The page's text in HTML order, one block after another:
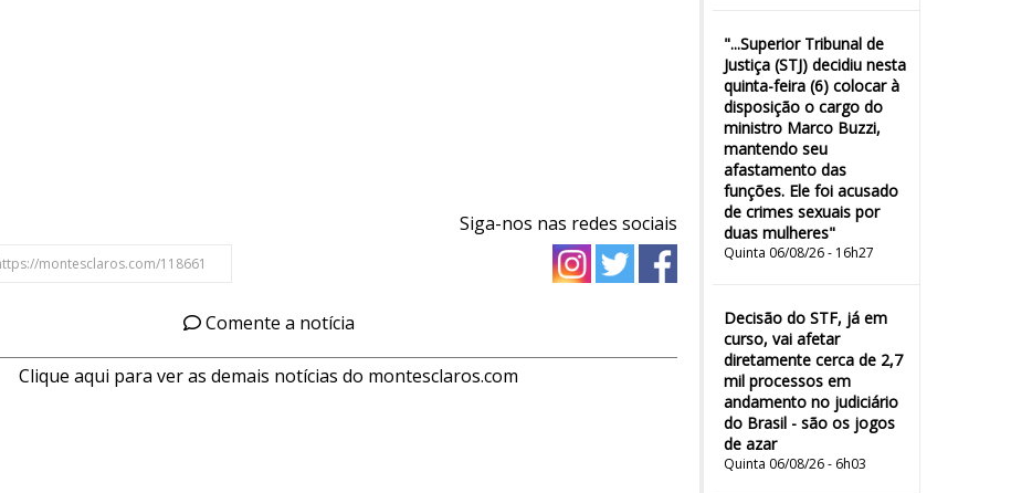
"...Superior Tribunal de
Justiça (STJ) decidiu nesta
quinta-feira (6) colocar à
disposição o cargo do
ministro Marco Buzzi,
mantendo seu
afastamento das
funções. Ele foi acusado
de crimes sexuais por
duas mulheres"
Quinta 06/08/26 - 16h27
Decisão do STF, já em
curso, vai afetar
diretamente cerca de 2,7
mil processos em
andamento no judiciário
do Brasil - são os jogos
de azar
Quinta 06/08/26 - 6h03
Siga-nos nas redes sociais
Comente a notícia
Clique aqui para ver as demais notícias do montesclaros.com